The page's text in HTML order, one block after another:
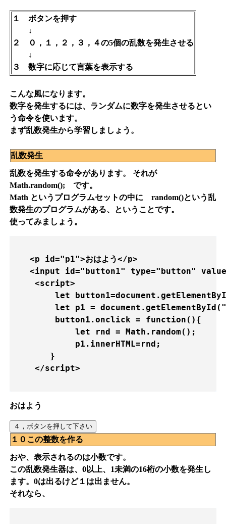
１ ボタンを押す
↓
２ ０，１，２，３，４の5個の乱数を発生させる
↓
３ 数字に応じて言葉を表示する
こんな風になります。
数字を発生するには、ランダムに数字を発生させるとい
う命令を使います。
まず乱数発生から学習しましょう。
乱数発生
乱数を発生する命令があります。 それが
Math.random(); です。
Math というプログラムセットの中に random()という乱
数発生のプログラムがある、ということです。
使ってみましょう。
   <p id="p1">おはよう</p>
<input id="button1" type="button" value="
    <script>
let
let p1 =
        button1.onclick = function(){
            let rnd = Math.random();
            p1.innerHTML=rnd;
       }
    </script>
おはよう
１０この整数を作る
おや、表示されるのは小数です。
この乱数発生器は、0以上、1未満の16桁の小数を発生し
ます。0は出るけど１は出ません。
それなら、